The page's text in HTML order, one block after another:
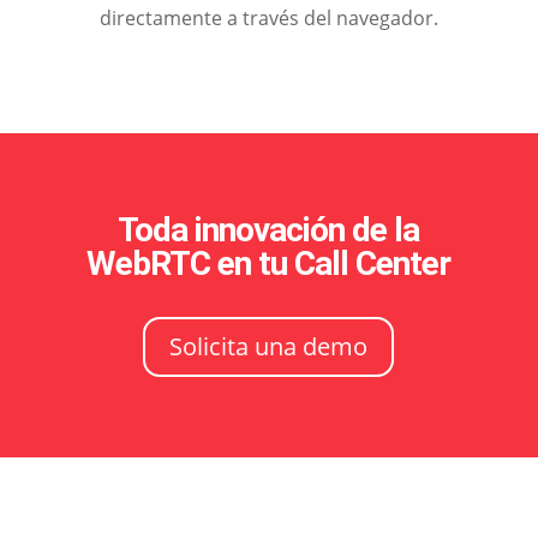
directamente a través del navegador.
Toda innovación de la
WebRTC en tu Call Center
Solicita una demo